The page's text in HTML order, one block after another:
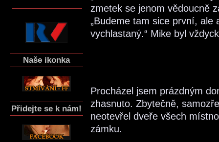
Naše ikonka
Přidejte se k nám!
zmetek se jenom vědoucně
„Budeme tam sice první, ale
vychlastaný.“ Mike byl
Procházel jsem prázdným
zhasnuto. Zbytečně,
neotevřel dveře všech
zámku.